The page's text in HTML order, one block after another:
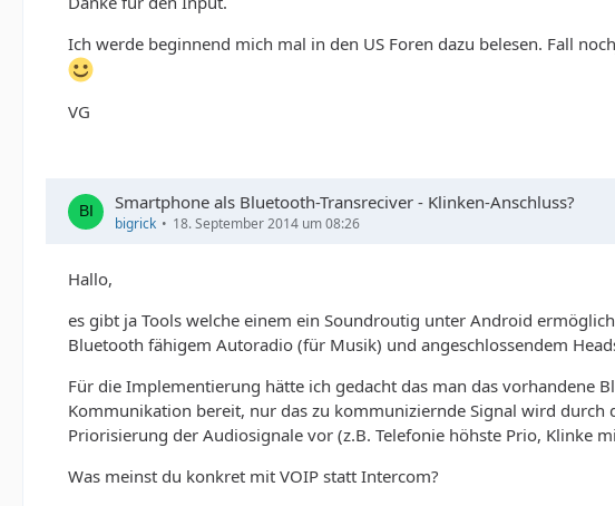
Ich werde beginnend mich mal in den US Foren dazu belesen. Fall
VG
Smartphone als Bluetooth-Transreciver - Klinken-Anschluss?
bigrick 18. September 2014 um 08:26
Hallo,
es gibt ja Tools welche einem ein Soundroutig unter Android
Bluetooth fähigem Autoradio (für Musik) und angeschlossendem
Für die Implementierung hätte ich gedacht das man das vorhandene
Kommunikation bereit, nur das zu kommuniziernde Signal wird durch
Priorisierung der Audiosignale vor (z.B. Telefonie höhste Prio, Klinke
Was meinst du konkret mit VOIP statt Intercom?